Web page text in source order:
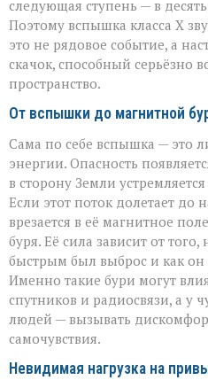
следующая ступень — в
Поэтому вспышка класса X
это не рядовое событие, а
скачок, способный серьёзно
пространство.
От вспышки до магнитной
Сама по себе вспышка — это
энергии. Опасность
в сторону Земли
Если этот поток долетает до
врезается в её магнитное
буря. Её сила зависит от
быстрым был выброс и как он
Именно такие бури могут
спутников и радиосвязи, а у
людей — вызывать
самочувствия.
Невидимая нагрузка на